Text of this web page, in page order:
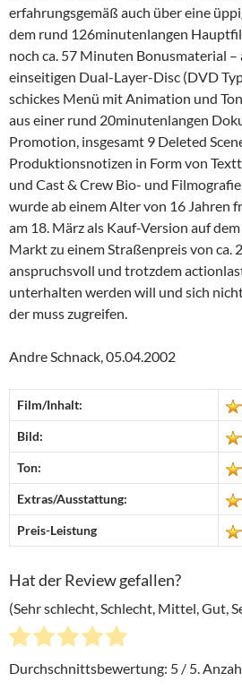
erfahrungsgemäß auch über eine
dem rund 126minutenlangen
noch ca. 57 Minuten Bonusmaterial –
einseitigen Dual-Layer-Disc (DVD
schickes Menü mit Animation und
aus einer rund 20minutenlangen
Promotion, insgesamt 9 Deleted
Produktionsnotizen in Form von
und Cast & Crew Bio- und
wurde ab einem Alter von 16 Jahren
am 18. März als Kauf-Version auf
Markt zu einem Straßenpreis von ca.
anspruchsvoll und trotzdem
unterhalten werden will und sich
der muss zugreifen.
Andre Schnack, 05.04.2002
Film/Inhalt:
Bild:
Ton:
Extras/Ausstattung:
Preis-Leistung
Hat der Review gefallen?
(Sehr schlecht, Schlecht, Mittel, Gut,
Durchschnittsbewertung: 5 / 5.